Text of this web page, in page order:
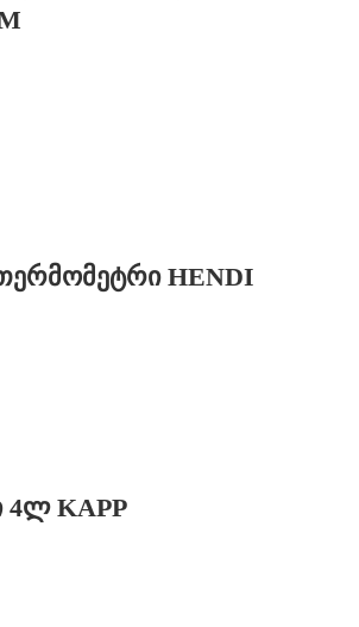
HENDI
4ლ KAPP